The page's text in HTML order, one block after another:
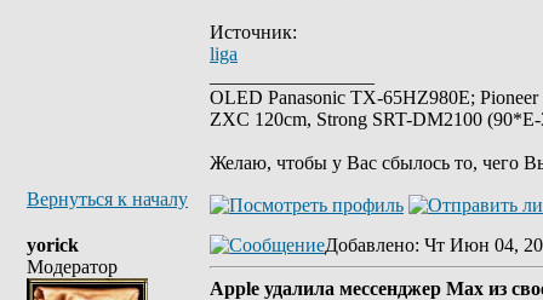
Источник:
liga
OLED Panasonic TX-65HZ980E;
ZXC 120cm, Strong SRT-DM2100
Желаю, чтобы у Вас сбылось то, чего
Вернуться к началу
yorick
Модератор
Добавлено: Чт Июн 04,
Apple удалила мессенджер Мах из